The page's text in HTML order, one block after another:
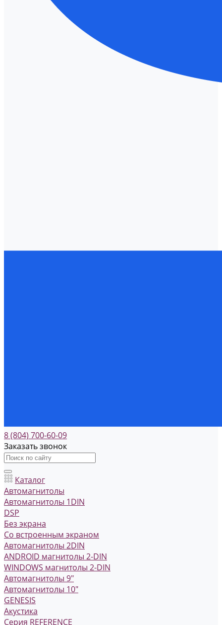
8 (804) 700-60-09
Заказать звонок
Каталог
Автомагнитолы
Автомагнитолы 1DIN
DSP
Без экрана
Со встроенным экраном
Автомагнитолы 2DIN
ANDROID магнитолы 2-DIN
WINDOWS магнитолы 2-DIN
Автомагнитолы 9"
Автомагнитолы 10"
GENESIS
Акустика
Серия REFERENCE